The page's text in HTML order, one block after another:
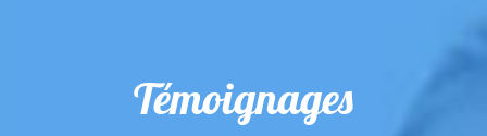
Témoignages